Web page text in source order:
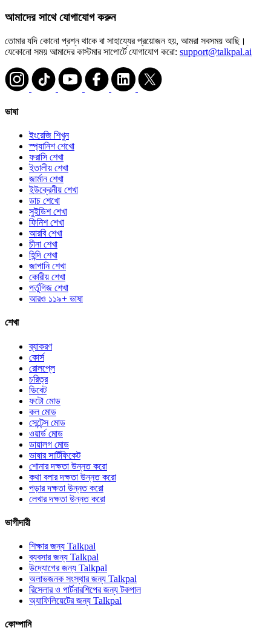
আমাদের সাথে যোগাযোগ করুন
তোমার যদি কোনো প্রশ্ন থাকে বা সাহায্যের প্রয়োজন হয়, আমরা সবসময় আছি।
যেকোনো সময় আমাদের কাস্টমার সাপোর্টে যোগাযোগ করো: support@talkpal.ai
ভাষা
ইংরেজি শিখুন
স্প্যানিশ শেখো
ফরাসি শেখা
ইতালীয় শেখা
জার্মান শেখা
ইউক্রেনীয় শেখা
ডাচ শেখো
সুইডিশ শেখা
ফিনিশ শেখা
আরবি শেখা
চীনা শেখা
হিন্দি শেখা
জাপানি শেখা
কোরীয় শেখা
পর্তুগিজ শেখা
আরও ১১৯+ ভাষা
শেখা
ব্যাকরণ
কোর্স
রোলপ্লে
চরিত্র
ডিবেট
ফটো মোড
কল মোড
সেন্টেন্স মোড
ওয়ার্ড মোড
ডায়ালগ মোড
ভাষার সার্টিফিকেট
শোনার দক্ষতা উন্নত করো
কথা বলার দক্ষতা উন্নত করো
পড়ার দক্ষতা উন্নত করো
লেখার দক্ষতা উন্নত করো
ভাগীদারী
শিক্ষার জন্য Talkpal
ব্যবসার জন্য Talkpal
উদ্যোগের জন্য Talkpal
অলাভজনক সংস্থার জন্য Talkpal
রিসেলার ও পার্টনারশিপের জন্য টকপাল
অ্যাফিলিয়েটের জন্য Talkpal
কোম্পানি